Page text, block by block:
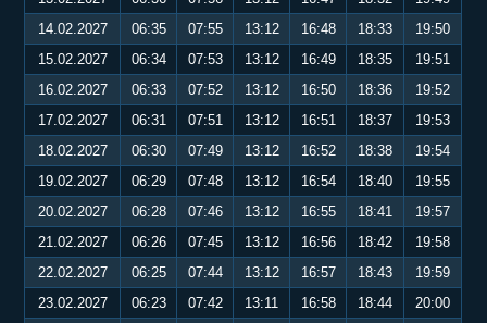
14.02.2027
06:35 07:55 13:12 16:48 18:33
19:50
15.02.2027
06:34 07:53 13:12 16:49 18:35
19:51
16.02.2027
06:33 07:52 13:12 16:50 18:36
19:52
17.02.2027
06:31 07:51 13:12 16:51 18:37
19:53
18.02.2027
06:30 07:49 13:12 16:52 18:38
19:54
19.02.2027
06:29 07:48 13:12 16:54 18:40
19:55
20.02.2027
06:28 07:46 13:12 16:55 18:41
19:57
21.02.2027
06:26 07:45 13:12 16:56 18:42
19:58
22.02.2027
06:25 07:44 13:12 16:57 18:43
19:59
23.02.2027
06:23 07:42 13:11 16:58 18:44
20:00